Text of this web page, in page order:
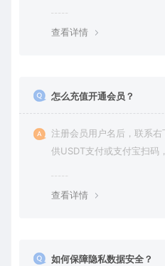
查看详情
怎么充值开通会员？
注册会员用户名后，联系
供USDT支付或支付宝扫码
查看详情
如何保障隐私数据安全？